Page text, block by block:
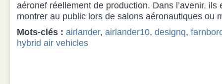
aéronef réellement de production. Dans l’avenir, ils
montrer au public lors de salons aéronautiques ou
Mots-clés : airlander, airlander10, designq,
hybrid air vehicles